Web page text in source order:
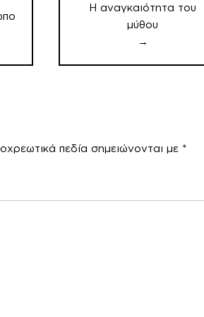
Η αναγκαιότητα του
μύθου
→
πεδία σημειώνονται με *